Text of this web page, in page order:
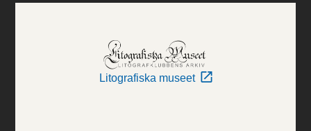
Litografiska museet